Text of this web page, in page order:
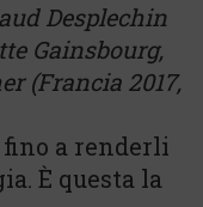
Desplechin
Gainsbourg,
(Francia 2017,
a renderli
È questa la